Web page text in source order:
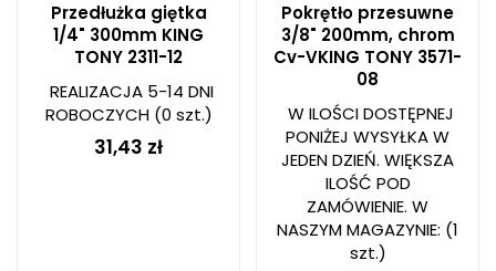
Przedłużka giętka
1/4" 300mm KING
TONY 2311-12
REALIZACJA 5-14 DNI
ROBOCZYCH(0 szt.)
31,43 zł
Pokrętło przesuwne
3/8" 200mm, chrom
Cv-VKING TONY 3571-
08
W ILOŚCI DOSTĘPNEJ
PONIŻEJ WYSYŁKA W
JEDEN DZIEŃ. WIĘKSZA
ILOŚĆ POD
ZAMÓWIENIE. W
NASZYM MAGAZYNIE: (1
szt.)